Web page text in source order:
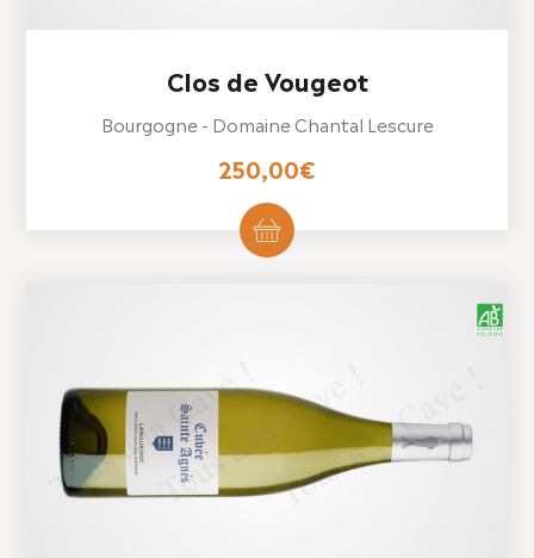
Clos de Vougeot
Bourgogne - Domaine Chantal Lescure
250,00€